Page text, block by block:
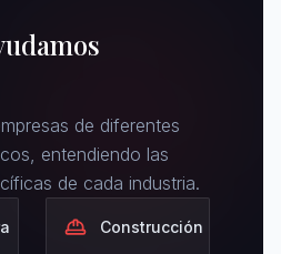
de diferentes
entendiendo las
de cada industria.
Construcción